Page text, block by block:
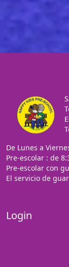
De Lunes a
Pre-escolar : de
Pre-escolar con
El servicio de
Login